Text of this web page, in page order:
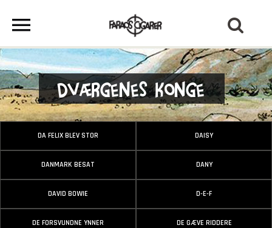
Dværgenes Konge
DA FELIX BLEV STOR DAISY
DANMARK BESAT DANY
DAVID BOWIE D-E-F
DE FORSVUNDNE YNNER DE GÆVE RIDDERE